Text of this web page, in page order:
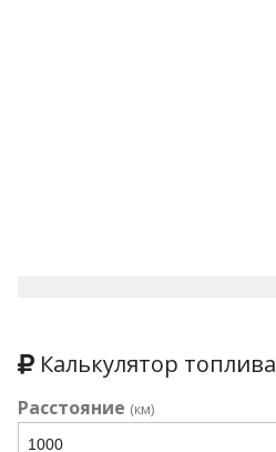
Калькулятор топлива
Расстояние (км)